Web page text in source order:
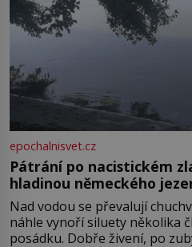
epochalnisvet.cz
Pátrání po nacistickém
hladinou německého
Nad vodou se převalují
náhle vynoří siluety několika
posádku. Dobře živení, po